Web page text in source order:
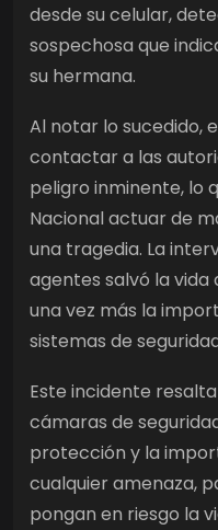
desde su celular,
sospechosa que
su hermana.
Al notar lo sucedido,
contactar a las
peligro inminente, lo
Nacional actuar de
una tragedia. La
agentes salvó la
una vez más la
sistemas de
Este incidente
cámaras de
protección y la
cualquier amenaza,
pongan en riesgo la